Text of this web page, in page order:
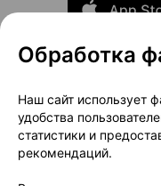
О
Размещение
Обработка
Наш сайт использует
удобства
статистики и
рекомендаций.